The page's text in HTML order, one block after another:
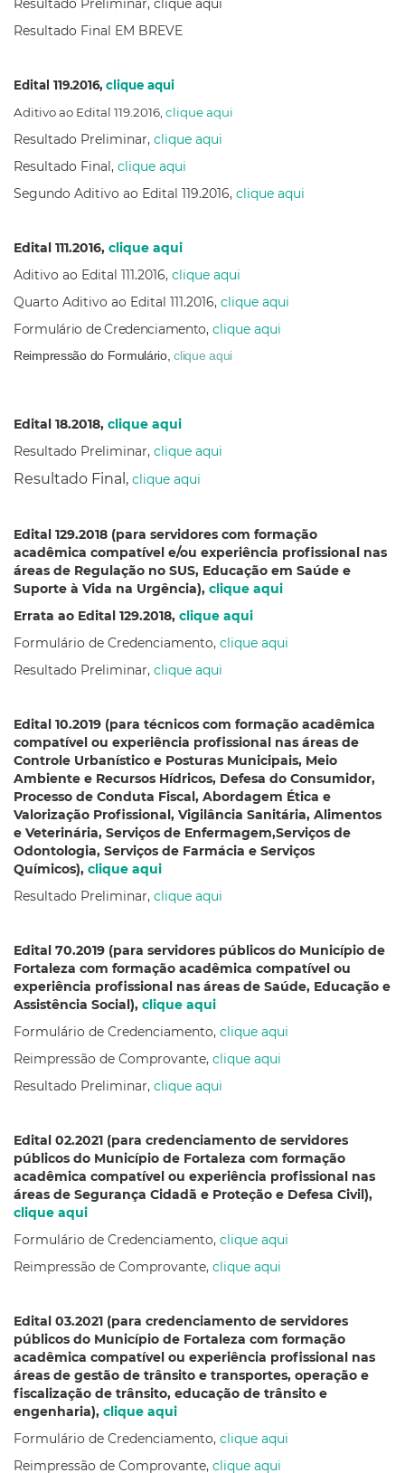
Resultado Preliminar, clique aqui
Resultado Final EM BREVE
Edital 119.2016, clique aqui
Aditivo ao Edital 119.2016, clique aqui
Resultado Preliminar, clique aqui
Resultado Final, clique aqui
Segundo Aditivo ao Edital 119.2016, clique aqui
Edital 111.2016, clique aqui
Aditivo ao Edital 111.2016, clique aqui
Quarto Aditivo ao Edital 111.2016, clique aqui
Formulário de Credenciamento, clique aqui
Reimpressão do Formulário,clique aqui
Edital 18.2018, clique aqui
Resultado Preliminar, clique aqui
Resultado Final, clique aqui
Edital 129.2018 (para servidores com formação
acadêmica compatível e/ou experiência profissional nas
áreas de Regulação no SUS, Educação em Saúde e
Suporte à Vida na Urgência), clique aqui
Errata ao Edital 129.2018, clique aqui
Formulário de Credenciamento, clique aqui
Resultado Preliminar, clique aqui
Edital 10.2019 (para técnicos com formação acadêmica
compatível ou experiência profissional nas áreas de
Controle Urbanístico e Posturas Municipais, Meio
Ambiente e Recursos Hídricos, Defesa do Consumidor,
Processo de Conduta Fiscal, Abordagem Ética e
Valorização Profissional, Vigilância Sanitária, Alimentos
e Veterinária, Serviços de Enfermagem,Serviços de
Odontologia, Serviços de Farmácia e Serviços
Químicos), clique aqui
Resultado Preliminar, clique aqui
Edital 70.2019 (para servidores públicos do Município de
Fortaleza com formação acadêmica compatível ou
experiência profissional nas áreas de Saúde, Educação e
Assistência Social), clique aqui
Formulário de Credenciamento, clique aqui
Reimpressão de Comprovante, clique aqui
Resultado Preliminar, clique aqui
Edital 02.2021 (para credenciamento de servidores
públicos do Município de Fortaleza com formação
acadêmica compatível ou experiência profissional nas
áreas de Segurança Cidadã e Proteção e Defesa Civil),
clique aqui
Formulário de Credenciamento, clique aqui
Reimpressão de Comprovante, clique aqui
Edital 03.2021 (para credenciamento de servidores
públicos do Município de Fortaleza com formação
acadêmica compatível ou experiência profissional nas
áreas de gestão de trânsito e transportes, operação e
fiscalização de trânsito, educação de trânsito e
engenharia), clique aqui
Formulário de Credenciamento, clique aqui
Reimpressão de Comprovante, clique aqui